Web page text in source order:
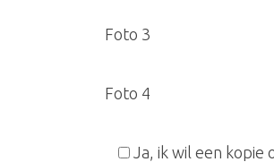
Foto 3
Foto 4
Bedrijfsnaam
Ja, ik wil een kopie